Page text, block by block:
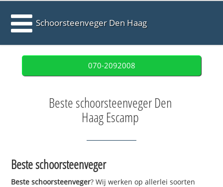
Schoorsteenveger Den Haag
070-2092008
Beste schoorsteenveger Den
Haag Escamp
Beste schoorsteenveger
Beste schoorsteenveger? Wij werken op allerlei soorten